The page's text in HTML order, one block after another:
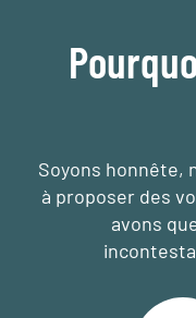
Soyons honnête,
à proposer des
avons